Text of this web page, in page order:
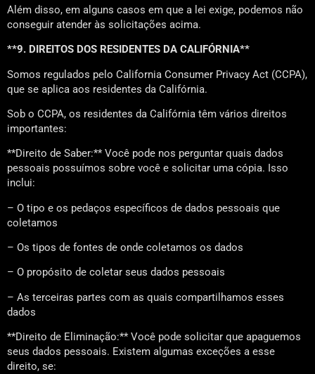
Além disso, em alguns casos em que a lei exige, podemos não
conseguir atender às solicitações acima.
**9. DIREITOS DOS RESIDENTES DA CALIFÓRNIA**
Somos regulados pelo California Consumer Privacy Act (CCPA),
que se aplica aos residentes da Califórnia.
Sob o CCPA, os residentes da Califórnia têm vários direitos
importantes:
**Direito de Saber:** Você pode nos perguntar quais dados
pessoais possuímos sobre você e solicitar uma cópia. Isso
inclui:
– O tipo e os pedaços específicos de dados pessoais que
coletamos
– Os tipos de fontes de onde coletamos os dados
– O propósito de coletar seus dados pessoais
– As terceiras partes com as quais compartilhamos esses
dados
**Direito de Eliminação:** Você pode solicitar que apaguemos
seus dados pessoais. Existem algumas exceções a esse
direito, se: